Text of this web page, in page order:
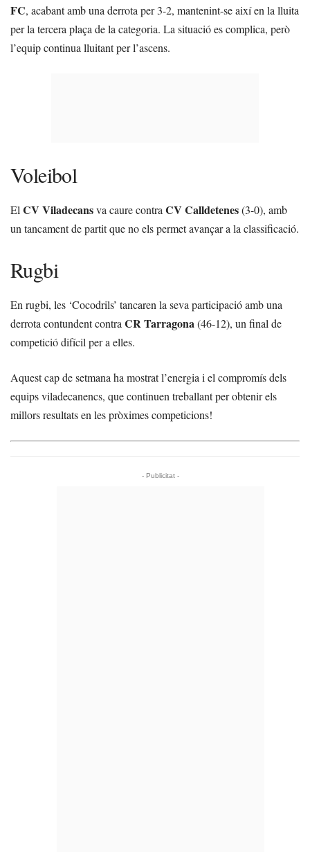
FC, acabant amb una derrota per 3-2, mantenint-se així en la lluita
per la tercera plaça de la categoria. La situació es complica, però
l’equip continua lluitant per l’ascens.
Voleibol
El CV Viladecansva caure contra CV Calldetenes(3-0), amb
un tancament de partit que no els permet avançar a la classificació.
Rugbi
En rugbi, les ‘Cocodrils’ tancaren la seva participació amb una
derrota contundent contra CR Tarragona(46-12), un final de
competició difícil per a elles.
Aquest cap de setmana ha mostrat l’energia i el compromís dels
equips viladecanencs, que continuen treballant per obtenir els
millors resultats en les pròximes competicions!
- Publicitat -